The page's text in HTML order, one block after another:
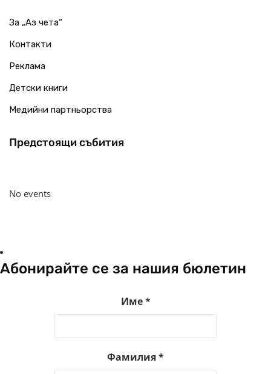
За „Аз чета“
Контакти
Реклама
Детски книги
Медийни партньорства
Предстоящи събития
No events
Абонирайте се за нашия бюлетин
Име*
Фамилия*